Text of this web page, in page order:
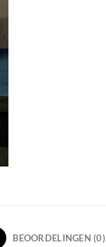
BEOORDELINGEN (0)